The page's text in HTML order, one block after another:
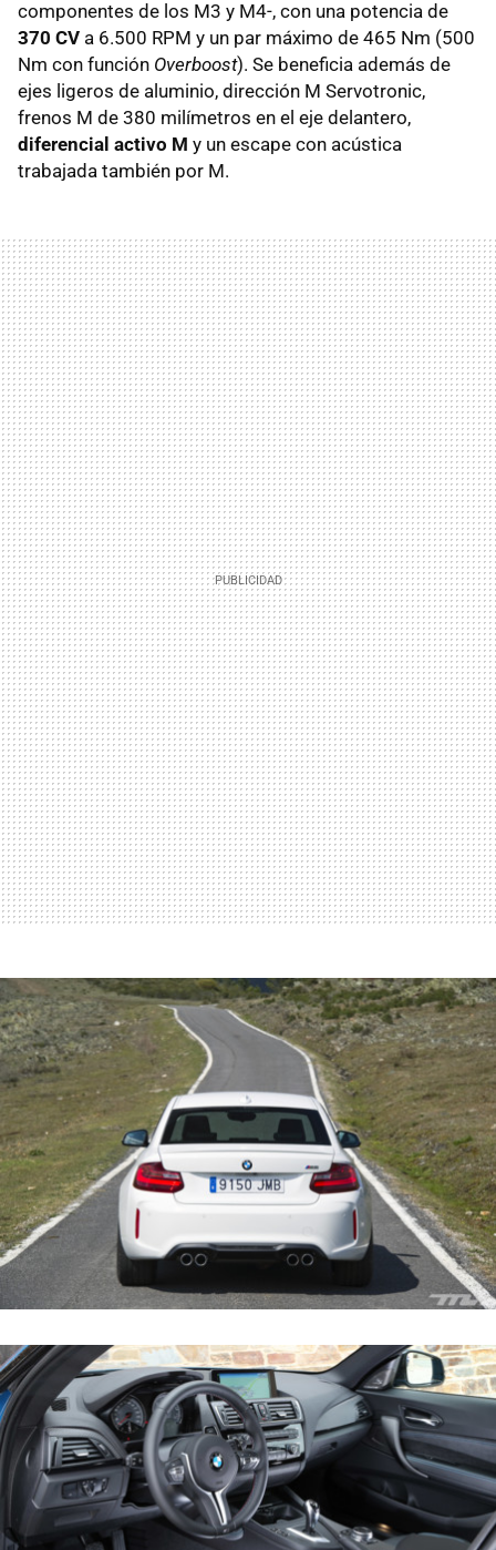
componentes de los M3 y M4-, con una potencia de
370 CV a 6.500 RPM y un par máximo de 465 Nm (500
Nm con función Overboost). Se beneficia además de
ejes ligeros de aluminio, dirección M Servotronic,
frenos M de 380 milímetros en el eje delantero,
diferencial activo M y un escape con acústica
trabajada también por M.